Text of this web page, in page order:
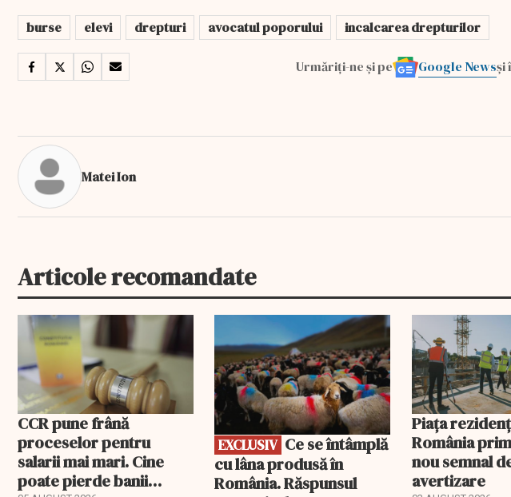
burse elevi drepturi avocatul poporului incalcarea drepturilor
Urmăriți-ne și pe Google Newsși
Matei Ion
Articole recomandate
CCR pune frână
proceselor pentru
salarii mai mari. Cine
poate pierde banii
EXCLUSIV
EXCLUSIV
cu lâna produsă în
România. Răspunsul
Piața
România
nou semnal
avertizare